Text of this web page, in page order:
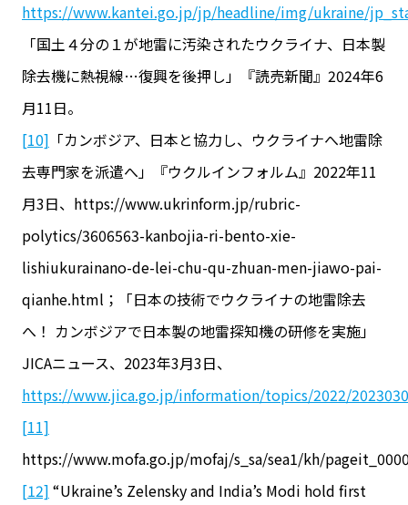
https://www.kantei.go.jp/jp/headline/img/ukraine/
「国土４分の１が地雷に汚染されたウクライナ、日本製
除去機に熱視線…復興を後押し」『読売新聞』2024年6
月11日。
[10] 「カンボジア、日本と協力し、ウクライナへ地雷除
去専門家を派遣へ」『ウクルインフォルム』2022年11
月3日、https://www.ukrinform.jp/rubric-
polytics/3606563-kanbojia-ri-bento-xie-
lishiukurainano-de-lei-chu-qu-zhuan-men-jiawo-pai-
qianhe.html；「日本の技術でウクライナの地雷除去
へ！ カンボジアで日本製の地雷探知機の研修を実施」
JICAニュース、2023年3月3日、
https://www.jica.go.jp/information/topics/2022/
[11]
https://www.mofa.go.jp/mofaj/s_sa/sea1/kh/
[12] “Ukraine’s Zelensky and India’s Modi hold first